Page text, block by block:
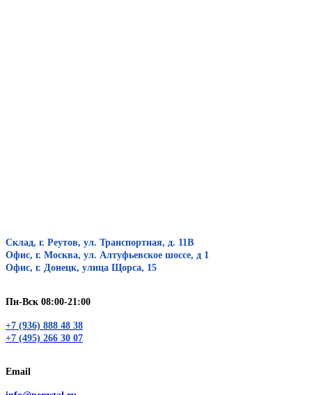
Склад, г. Реутов, ул. Транспортная, д. 11В
Офис, г. Москва, ул. Алтуфьевское шоссе, д 1
Офис, г. Донецк, улица Щорса, 15
Пн-Вск 08:00-21:00
+7 (936) 888 48 38
+7 (495) 266 30 07
Email